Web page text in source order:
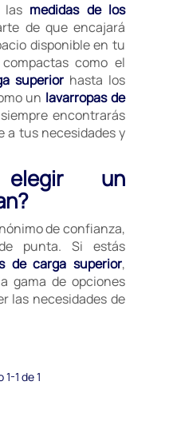
las medidas de los
de que encajará
disponible en tu
como el
superiorhasta los
un lavarropas de
encontrarás
a tus necesidades y
un
de confianza,
punta. Si estás
de carga superior,
gama de opciones
las necesidades de
1 de 1